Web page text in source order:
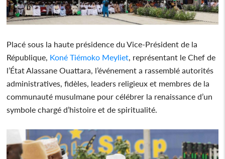
Placé sous la haute présidence du Vice-Président de la
République, Koné Tiémoko Meyliet , représentant le Chef de
l’État Alassane Ouattara, l’événement a rassemblé autorités
administratives, fidèles, leaders religieux et membres de la
communauté musulmane pour célébrer la renaissance d’un
symbole chargé d’histoire et de spiritualité.